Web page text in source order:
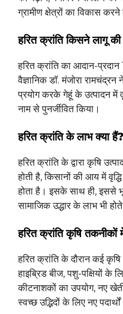
ग्रामीण क्षेत्रों का विकास
हरित क्रांति किसने लागू
हरित क्रांति का आदान-
वैज्ञानिक डॉ. मंजोरा
प्रयोग करके गेहूं के उत्पादन में
नाम से पुनर्जीवित किया।
हरित क्रांति के लाभ क्या हैं?
हरित क्रांति के द्वारा कृषि
होती है, किसानों की आय में
होता है। इसके साथ ही, इससे
सामाजिक उद्धार के लाभ भी
हरित क्रांति कृषि
हरित क्रांति के दौरान कई
हाइब्रिड बीज, पशु-पक्षियों के
कीटनाशकों का उपयोग, नए
स्वच्छ उद्भिदों के लिए नए